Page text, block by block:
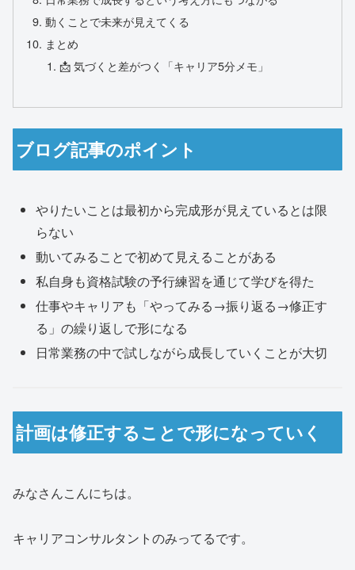
動くことで未来が見えてくる
まとめ
📩 気づくと差がつく「キャリア5分メモ」
ブログ記事のポイント
やりたいことは最初から完成形が見えているとは限
らない
動いてみることで初めて見えることがある
私自身も資格試験の予行練習を通じて学びを得た
仕事やキャリアも「やってみる→振り返る→修正す
る」の繰り返しで形になる
日常業務の中で試しながら成長していくことが大切
計画は修正することで形になっていく
みなさんこんにちは。
キャリアコンサルタントのみってるです。